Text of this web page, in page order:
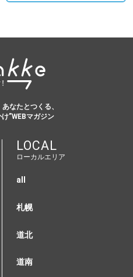
なたとつくる、
”WEBマガジン
LOCAL
ローカルエリア
all
札幌
道北
道南